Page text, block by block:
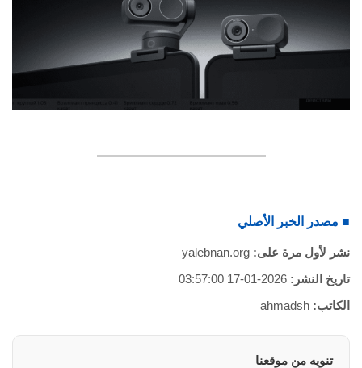
■ مصدر الخبر الأصلي
نشر لأول مرة على: yalebnan.org
تاريخ النشر: 2026-01-17 03:57:00
الكاتب: ahmadsh
تنويه من موقعنا